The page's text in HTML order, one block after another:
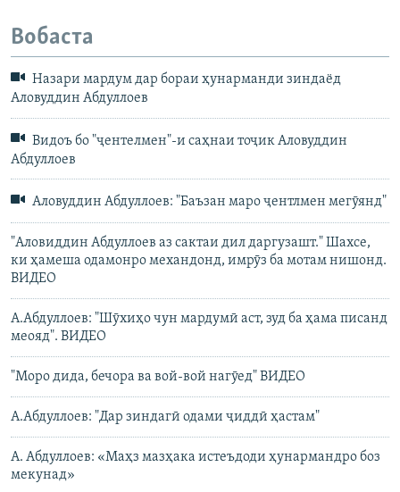
Вобаста
Назари мардум дар бораи ҳунарманди зиндаёд
Аловуддин Абдуллоев
Видоъ бо "ҷентелмен"-и саҳнаи тоҷик Аловуддин
Абдуллоев
Аловуддин Абдуллоев: "Баъзан маро ҷентлмен мегӯянд"
"Аловиддин Абдуллоев аз сактаи дил даргузашт." Шахсе,
ки ҳамеша одамонро механдонд, имрӯз ба мотам нишонд.
ВИДЕО
А.Абдуллоев: "Шӯхиҳо чун мардумӣ аст, зуд ба ҳама писанд
меояд". ВИДЕО
"Моро дида, бечора ва вой-вой нагӯед" ВИДЕО
А.Абдуллоев: "Дар зиндагӣ одами ҷиддӣ ҳастам"
А. Абдуллоев: «Маҳз мазҳака истеъдоди ҳунармандро боз
мекунад»